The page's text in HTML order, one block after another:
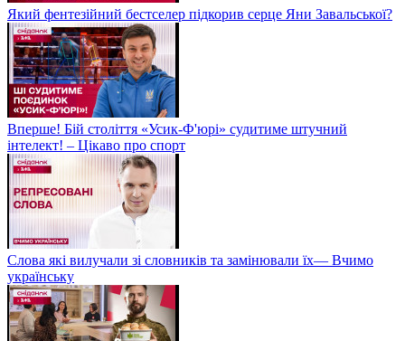
Який фентезійний бестселер підкорив серце Яни Завальської?
Вперше! Бій століття «Усик-Ф'юрі» судитиме штучний
інтелект! – Цікаво про спорт
Слова які вилучали зі словників та замінювали їх— Вчимо
українську